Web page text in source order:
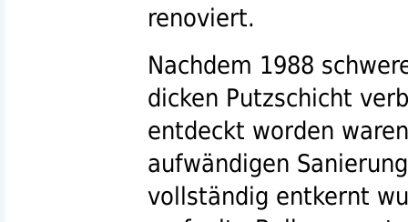
renoviert.
Nachdem 1988
dicken Putzschicht
entdeckt worden
aufwändigen
vollständig entkernt